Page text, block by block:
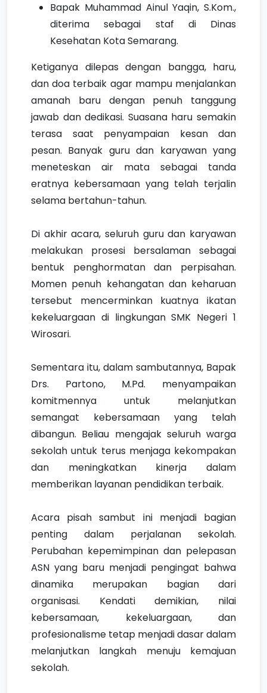
Bapak Muhammad Ainul Yaqin, S.Kom.,
diterima sebagai staf di Dinas
Kesehatan Kota Semarang.
Ketiganya dilepas dengan bangga, haru,
dan doa terbaik agar mampu menjalankan
amanah baru dengan penuh tanggung
jawab dan dedikasi. Suasana haru semakin
terasa saat penyampaian kesan dan
pesan. Banyak guru dan karyawan yang
meneteskan air mata sebagai tanda
eratnya kebersamaan yang telah terjalin
selama bertahun-tahun.
Di akhir acara, seluruh guru dan karyawan
melakukan prosesi bersalaman sebagai
bentuk penghormatan dan perpisahan.
Momen penuh kehangatan dan keharuan
tersebut mencerminkan kuatnya ikatan
kekeluargaan di lingkungan SMK Negeri 1
Wirosari.
Sementara itu, dalam sambutannya, Bapak
Drs. Partono, M.Pd. menyampaikan
komitmennya untuk melanjutkan
semangat kebersamaan yang telah
dibangun. Beliau mengajak seluruh warga
sekolah untuk terus menjaga kekompakan
dan meningkatkan kinerja dalam
memberikan layanan pendidikan terbaik.
Acara pisah sambut ini menjadi bagian
penting dalam perjalanan sekolah.
Perubahan kepemimpinan dan pelepasan
ASN yang baru menjadi pengingat bahwa
dinamika merupakan bagian dari
organisasi. Kendati demikian, nilai
kebersamaan, kekeluargaan, dan
profesionalisme tetap menjadi dasar dalam
melanjutkan langkah menuju kemajuan
sekolah.